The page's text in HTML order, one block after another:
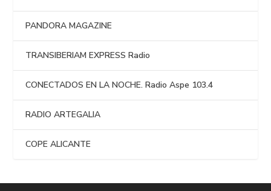
PANDORA MAGAZINE
TRANSIBERIAM EXPRESS Radio
CONECTADOS EN LA NOCHE. Radio Aspe 103.4
RADIO ARTEGALIA
COPE ALICANTE